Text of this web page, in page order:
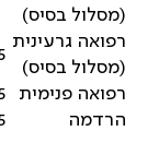
(מסלול בסיס)
רפואה גרעינית
(מסלול בסיס)
רפואה פנימית
הרדמה